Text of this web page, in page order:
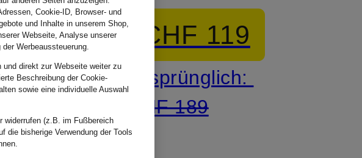
CHF 119
Ursprünglich:
CHF 189
Cookie-ID, Browser- und
und Inhalte in unserem Shop,
Webseite, Analyse unserer
Werbeaussteuerung.
und direkt zur Webseite weiter zu
Beschreibung der Cookie-
sowie eine individuelle Auswahl
widerrufen (z.B. im Fußbereich
die bisherige Verwendung der Tools